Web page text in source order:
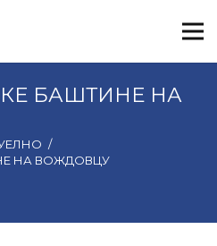
БАШТИНЕ НА
/
НА ВОЖДОВЦУ